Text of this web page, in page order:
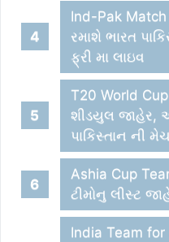
Ind-Pak
રમાશે ભારત
ફ્રી મા લાઇવ
T20 World
શીડયુલ જાહેર,
પાકિસ્તાન ની મેચ
Ashia Cup
ટીમોનુ લીસ્ટ
India Team